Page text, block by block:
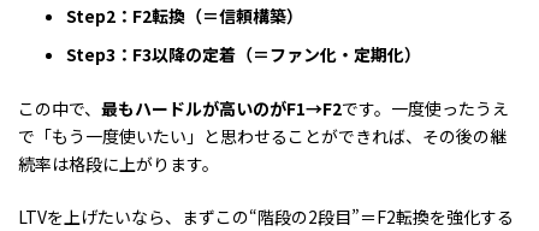
Step2：F2転換（＝信頼構築）
Step3：F3以降の定着（＝ファン化・定期化）
この中で、 最もハードルが高いのがF1→F2です。一度使ったうえ
で「もう一度使いたい」と思わせることができれば、その後の継
続率は格段に上がります。
LTVを上げたいなら、まずこの“階段の2段目”＝F2転換を強化する